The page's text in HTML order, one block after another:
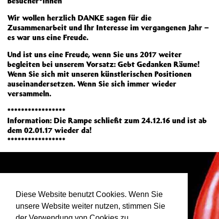
Diese Website benutzt Cookies. Wenn Sie
unsere Website weiter nutzen, stimmen Sie
Wir wollen herzlich DANKE sagen für die
Zusammenarbeit und Ihr Interesse im vergangenen Jahr –
es war uns eine Freude.
Und ist uns eine Freude, wenn Sie uns 2017 weiter
begleiten bei unserem Vorsatz: Gebt Gedanken Räume!
Wenn Sie sich mit unseren künstlerischen Positionen
auseinandersetzen. Wenn Sie sich immer wieder
versammeln.
*****************
Information: Die Rampe schließt zum 24.12.16 und ist ab
dem 02.01.17 wieder da!
*****************